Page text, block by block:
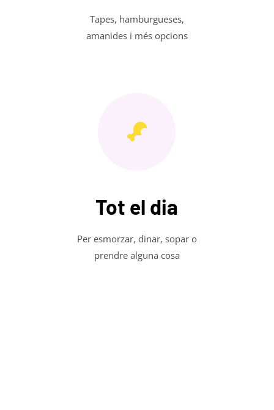
Tapes, hamburgueses,
amanides i més opcions
Tot el dia
Per esmorzar, dinar, sopar o
prendre alguna cosa